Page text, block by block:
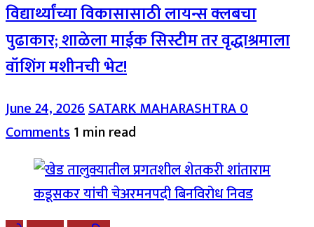
विद्यार्थ्यांच्या विकासासाठी लायन्स क्लबचा
पुढाकार; शाळेला माईक सिस्टीम तर वृद्धाश्रमाला
वॉशिंग मशीनची भेट!
June 24, 2026SATARK MAHARASHTRA0
Comments1 min read